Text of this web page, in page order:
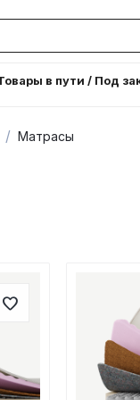
в пути / Под
/ Матрасы